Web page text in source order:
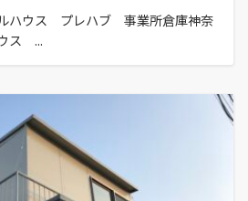
ハウス プレハブ 事業所倉庫神奈
ス ...